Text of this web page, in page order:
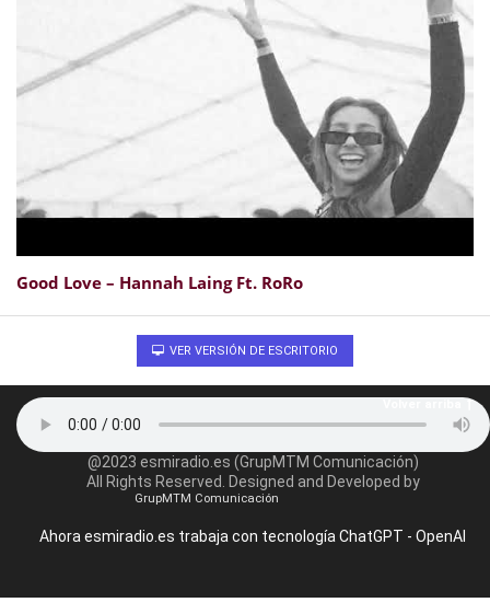
Good Love – Hannah Laing Ft. RoRo
VER VERSIÓN DE ESCRITORIO
@2023 esmiradio.es (GrupMTM Comunicación)
All Rights Reserved. Designed and Developed by
GrupMTM Comunicación
Ahora esmiradio.es trabaja con tecnología ChatGPT - OpenAI